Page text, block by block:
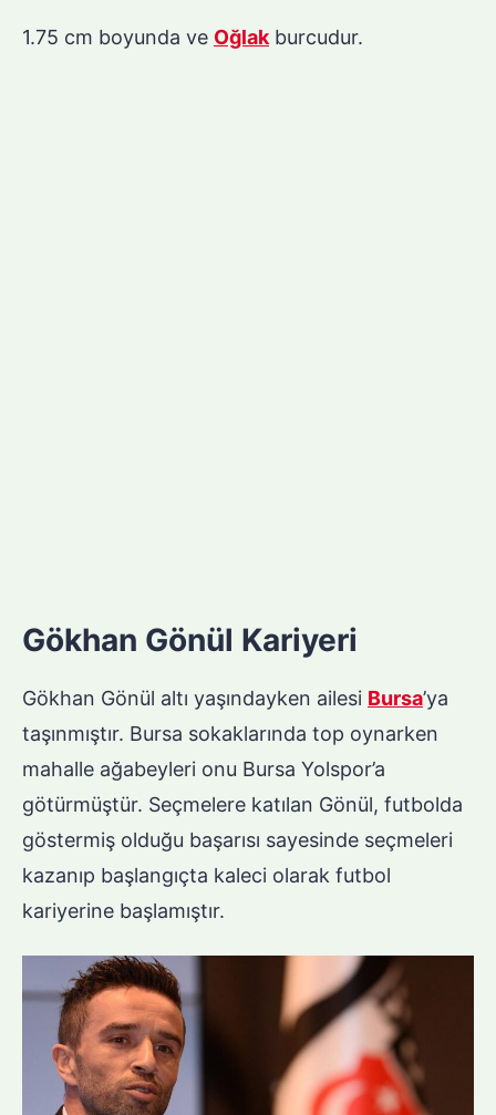
1.75 cm boyunda ve Oğlak burcudur.
Gökhan Gönül Kariyeri
Gökhan Gönül altı yaşındayken ailesi Bursa’ya
taşınmıştır. Bursa sokaklarında top oynarken
mahalle ağabeyleri onu Bursa Yolspor’a
götürmüştür. Seçmelere katılan Gönül, futbolda
göstermiş olduğu başarısı sayesinde seçmeleri
kazanıp başlangıçta kaleci olarak futbol
kariyerine başlamıştır.